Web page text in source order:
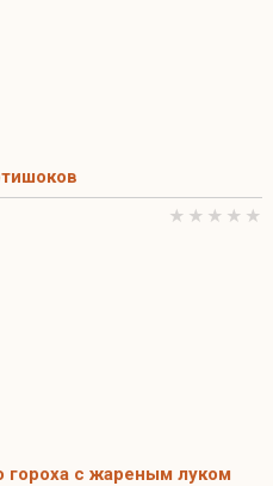
гороха с жареным луком